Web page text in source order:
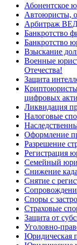
Абонентское
Автоюристы,
Арбитраж
Банкротство
Банкротство
Взыскание
Военные
Отечества!
Защита
цифровых
Ликвидация
Налоговые
Оформление
Разрешение
Регистрация
Семейный
Снижение
Снятие с
Споры с
Страховые
Защита от
Уголовно-
Юридическая